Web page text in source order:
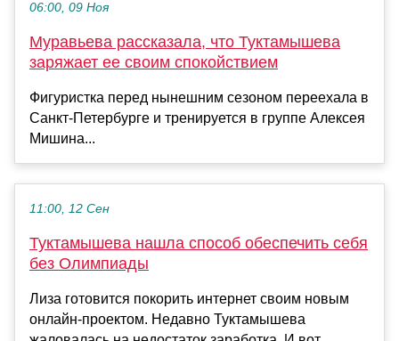
06:00, 09 Ноя
Муравьева рассказала, что Туктамышева
заряжает ее своим спокойствием
Фигуристка перед нынешним сезоном переехала в
Санкт-Петербурге и тренируется в группе Алексея
Мишина...
11:00, 12 Сен
Туктамышева нашла способ обеспечить себя
без Олимпиады
Лиза готовится покорить интернет своим новым
онлайн-проектом. Недавно Туктамышева